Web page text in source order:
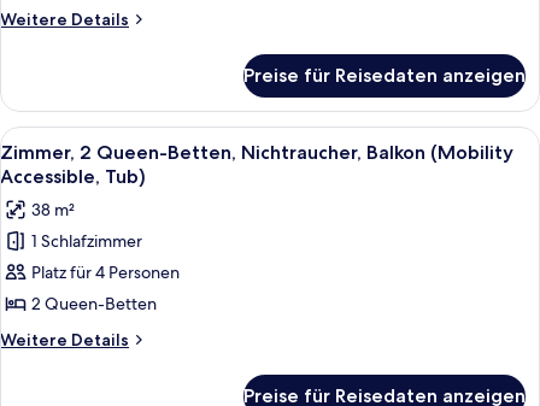
Turm
(View)
Weitere Details
Weitere
2 Queen-
Betten,
Turm
(View)
Preise für Reisedaten anzeigen
Alle
Fotos
für
Zimmer,
2 Queen-
Betten,
Nichtraucher,
Balkon
Ein Hotelzimmer mit zwei Betten,
4
Zimmer, 2 Queen-Betten, Nichtraucher, Balkon (Mobility
Accessible, Tub)
38 m²
1 Schlafzimmer
Platz für 4 Personen
2 Queen-Betten
Weitere Details
Weitere
Preise für Reisedaten anzeigen